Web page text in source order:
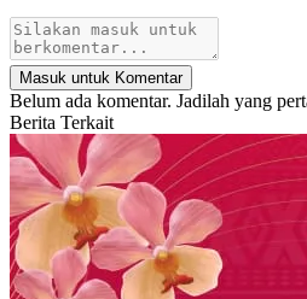
Masuk untuk Komentar
Belum ada komentar. Jadilah yang
Berita Terkait